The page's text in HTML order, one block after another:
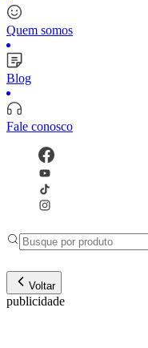
Quem somos
Blog
Fale conosco
Voltar
publicidade